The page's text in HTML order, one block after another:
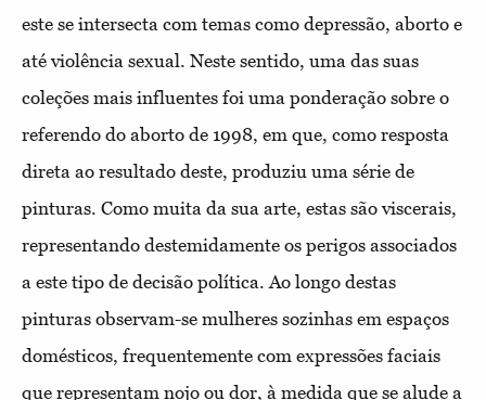
este se intersecta com temas como depressão, aborto e
até violência sexual. Neste sentido, uma das suas
coleções mais influentes foi uma ponderação sobre o
referendo do aborto de 1998, em que, como resposta
direta ao resultado deste, produziu uma série de
pinturas. Como muita da sua arte, estas são viscerais,
representando destemidamente os perigos associados
a este tipo de decisão política. Ao longo destas
pinturas observam-se mulheres sozinhas em espaços
domésticos, frequentemente com expressões faciais
que representam nojo ou dor, à medida que se alude a